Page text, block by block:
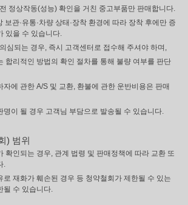
정상작동(성능) 확인을 거친 중고부품만 판매합니다.
관·유통·차량 상태·장착 환경에 따라 장착 후에만 증
있을 수 있습니다.
심되는 경우, 즉시 고객센터로 접수해 주셔야 하며,
합리적인 방법의 확인 절차를 통해 불량 여부를 판단
자에 관한 A/S 및 교환, 환불에 관한 운반비용은 판매
명이 될 경우 고객님 부담으로 발송될 수 있습니다.
) 범위
확인되는 경우, 관계 법령 및 판매정책에 따라 교환 또
.
로 재화가 훼손된 경우 등 청약철회가 제한될 수 있는
될 수 있습니다.